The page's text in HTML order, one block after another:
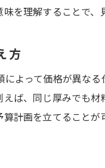
調査を活かした正確
調査時に注意したい
の現場対応で信頼性
い舗装工事見積のチ
工事見積で失敗しな
を理解することで
方
よって価格が異な
ば、同じ厚みでも
計画を立てることが